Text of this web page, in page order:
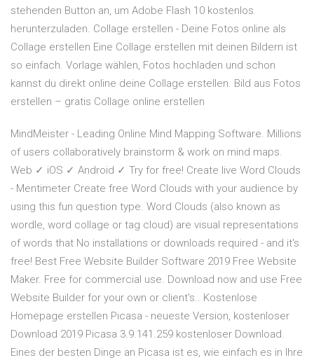
stehenden Button an, um Adobe Flash 10 kostenlos
herunterzuladen. Collage erstellen - Deine Fotos online als
Collage erstellen Eine Collage erstellen mit deinen Bildern ist
so einfach. Vorlage wählen, Fotos hochladen und schon
kannst du direkt online deine Collage erstellen. Bild aus Fotos
erstellen – gratis Collage online erstellen
MindMeister - Leading Online Mind Mapping Software. Millions
of users collaboratively brainstorm & work on mind maps.
Web ✓ iOS ✓ Android ✓ Try for free! Create live Word Clouds
- Mentimeter Create free Word Clouds with your audience by
using this fun question type. Word Clouds (also known as
wordle, word collage or tag cloud) are visual representations
of words that No installations or downloads required - and it's
free! Best Free Website Builder Software 2019 Free Website
Maker. Free for commercial use. Download now and use Free
Website Builder for your own or client's.. Kostenlose
Homepage erstellen Picasa - neueste Version, kostenloser
Download 2019 Picasa 3.9.141.259 kostenloser Download.
Eines der besten Dinge an Picasa ist es, wie einfach es in Ihre